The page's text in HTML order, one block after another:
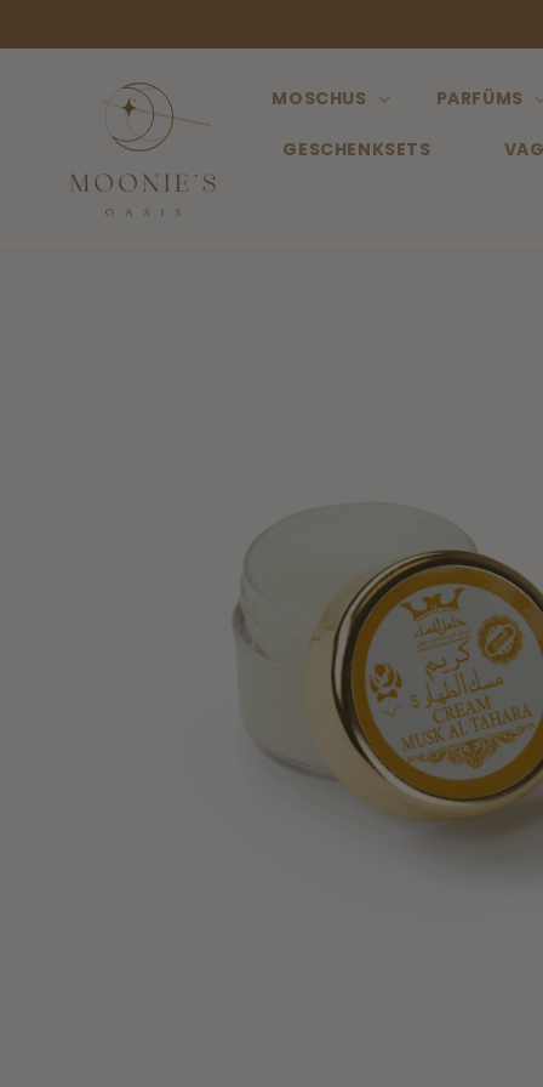
Inhalt
MOSCHUS PARFÜMS
GESCHENKSETS